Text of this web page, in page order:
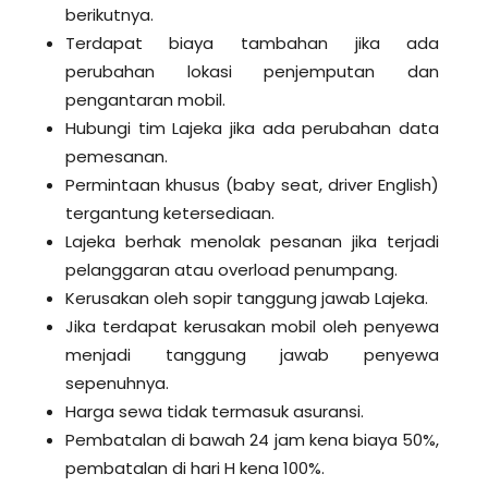
berikutnya.
Terdapat biaya tambahan jika ada
perubahan lokasi penjemputan dan
pengantaran mobil.
Hubungi tim Lajeka jika ada perubahan data
pemesanan.
Permintaan khusus (baby seat, driver English)
tergantung ketersediaan.
Lajeka berhak menolak pesanan jika terjadi
pelanggaran atau overload penumpang.
Kerusakan oleh sopir tanggung jawab Lajeka.
Jika terdapat kerusakan mobil oleh penyewa
menjadi tanggung jawab penyewa
sepenuhnya.
Harga sewa tidak termasuk asuransi.
Pembatalan di bawah 24 jam kena biaya 50%,
pembatalan di hari H kena 100%.